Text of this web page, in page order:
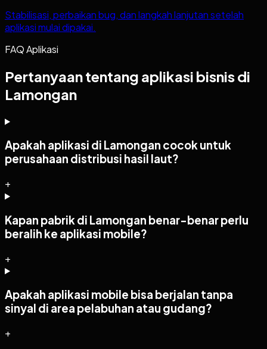
Stabilisasi, perbaikan bug, dan langkah lanjutan setelah
aplikasi mulai dipakai.
FAQ Aplikasi
Pertanyaan tentang aplikasi bisnis di
Lamongan
Apakah aplikasi di Lamongan cocok untuk
perusahaan distribusi hasil laut?
+
Kapan pabrik di Lamongan benar-benar perlu
beralih ke aplikasi mobile?
+
Apakah aplikasi mobile bisa berjalan tanpa
sinyal di area pelabuhan atau gudang?
+